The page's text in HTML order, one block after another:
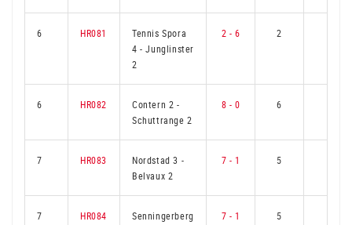
6 HR081
Tennis Spora
4-Junglinster
2
2 - 6 2
6 HR082 Contern 2 -
Schuttrange 2
8 - 0 6
7 HR083 Nordstad 3 -
Belvaux 2
7 - 1 5
7 HR084
Senningerberg
7 - 1 5